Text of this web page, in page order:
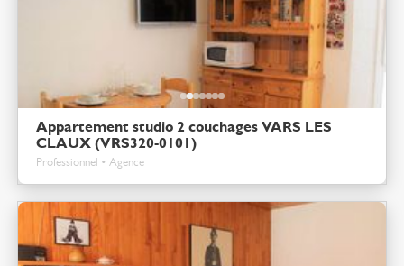
Appartement studio 2 couchages VARS LES
CLAUX (VRS320-0101)
Professionnel • Agence